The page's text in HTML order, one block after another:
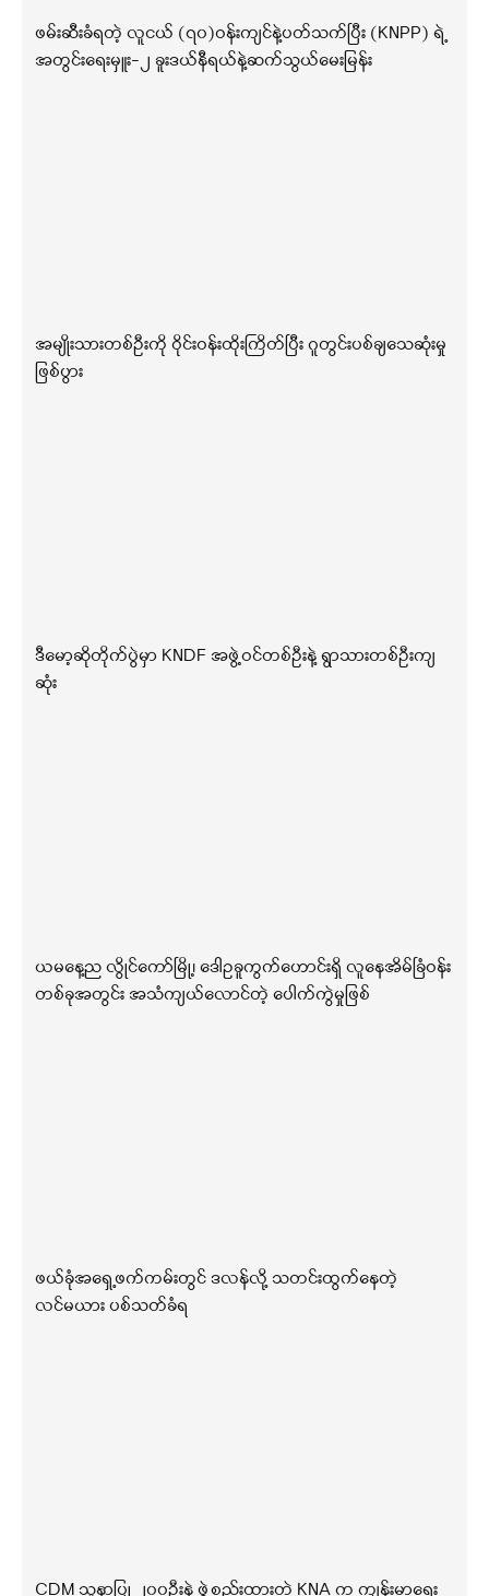
ဖမ်းဆီးခံရတဲ့ လူငယ် (၇၀)ဝန်းကျင်နဲ့ပတ်သက်ပြီး (KNPP) ရဲ့
အတွင်းရေးမှူး-၂ ခူးဒယ်နီရယ်နဲ့ဆက်သွယ်မေးမြန်း
အမျိုးသားတစ်ဦးကို ဝိုင်းဝန်းထိုးကြိတ်ပြီး ဂူတွင်းပစ်ချသေဆုံးမှု
ဖြစ်ပွား
ဒီမော့ဆိုတိုက်ပွဲမှာ KNDF အဖွဲ့ဝင်တစ်ဦးနဲ့ ရွာသားတစ်ဦးကျ
ဆုံး
ယမနေ့ည လွိုင်ကော်မြို့၊ ဒေါဥခူကွက်ဟောင်းရှိ လူနေအိမ်ခြံဝန်း
တစ်ခုအတွင်း အသံကျယ်လောင်တဲ့ ပေါက်ကွဲမှုဖြစ်
ဖယ်ခုံအရှေ့ဖက်ကမ်းတွင် ဒလန်လို့ သတင်းထွက်နေတဲ့
လင်မယား ပစ်သတ်ခံရ
CDM သူနာပြု ၂၀၀ဦးနဲ့ ဖွဲ့စည်းထားတဲ့ KNA က ကျန်းမာရေး